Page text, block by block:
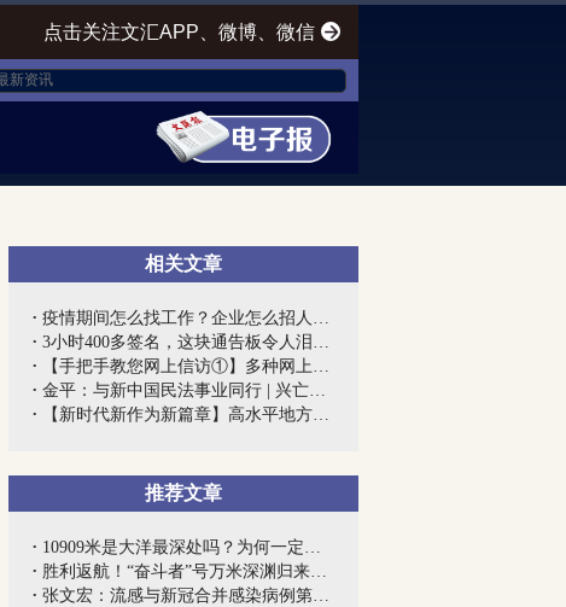
点击关注文汇APP、微博、微信
相关文章
疫情期间怎么找工作？企业怎么招人？上海...
3小时400多签名，这块通告板令人泪目！上...
【手把手教您网上信访①】多种网上信访渠...
金平：与新中国民法事业同行 | 兴亡匹夫...
【新时代新作为新篇章】高水平地方高校建...
推荐文章
10909米是大洋最深处吗？为何一定要载人...
胜利返航！“奋斗者”号万米深渊归来，哪...
张文宏：流感与新冠合并感染病例第一波疫...